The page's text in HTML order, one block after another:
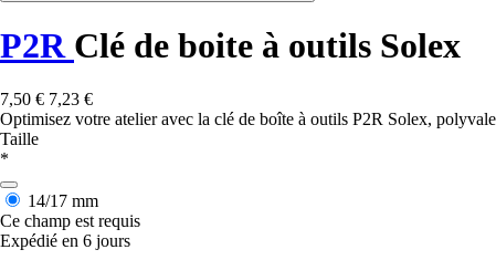
P2R Clé de boite à outils Solex
7,50 € 7,23 €
Optimisez votre atelier avec la clé de boîte à outils P2R Solex,
Taille
*
14/17 mm
Ce champ est requis
Expédié en 6 jours